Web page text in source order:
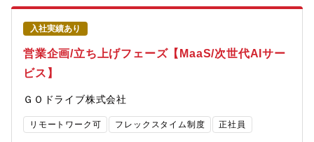
ト戦略の策定・推進・担当アカウントにおける中長期的なアカウ
ント戦略およびアカウントプランの策定・実行・顧客の経営課題
や業界動向を踏まえた成長機会の特定および提案機会の創出・ア
カウントの成長に向けた施策の企画・推進②クライアントリレー
ションシップの構築・経営層を含むクライアントとの信頼関係構
築およびリレーションシップマネジメント・顧客ニーズや課題の
期的なパートナーシップの構築③案件創出・提案活動・EYの各サ
ービスラインおよび国内外のEYメンバーファームと連携した案件
創出・クロスサービス・クロスボーダーでの提案活動の推進・大
入社実績あり
営業企画/立ち上げフェーズ【MaaS/次世代AIサー
ビス】
ＧＯドライブ株式会社
リモートワーク可 フレックスタイム制度 正社員